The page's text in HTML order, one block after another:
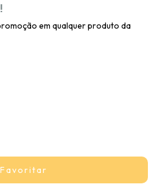
em qualquer produto da
Favoritar